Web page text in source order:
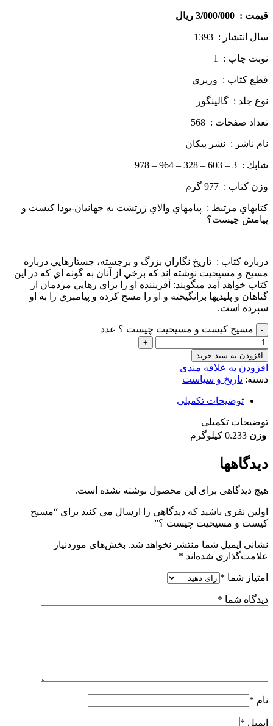
قيمت : 3/000/000 ريال
سال انتشار : 1393
نوبت چاپ : 1
قطع كتاب : وزيري
نوع جلد : گالینگور
تعداد صفحات : 568
نام ناشر : نشر پيكان
شابك : 3 – 603 – 328 – 964 – 978
وزن كتاب : 977 گرم
كتاب­هاي مرتبط : پيام­هاي والاي زرتشت به جهانيان-بودا كيست و
پيامش چيست؟
درباره كتاب : تاريخ ­نگاران بزرگ و برجسته، جستارهايي درباره
مسيح و مسيحيت نوشته­ اند كه برخي از آنان به گونه ­اي كه در اين
كتاب خواهد آمد ميگويند: آفريننده او را براي رهايي مردمان از
گناهان و پليدي­ها برانگيخته و او را مسح كرده و پيامبري را به او
سپرده است.
مسیح کیست و مسیحیت چیست ؟ عدد
افزودن به سبد خرید
افزودن به علاقه مندی
دسته: تاریخ و سیاست
توضیحات تکمیلی
توضیحات تکمیلی
وزن 0.233 کیلوگرم
دیدگاهها
هیچ دیدگاهی برای این محصول نوشته نشده است.
اولین نفری باشید که دیدگاهی را ارسال می کنید برای “مسیح
کیست و مسیحیت چیست ؟”
نشانی ایمیل شما منتشر نخواهد شد. بخش‌های موردنیاز
علامت‌گذاری شده‌اند *
امتیاز شما *
دیدگاه شما *
نام *
ایمیل *